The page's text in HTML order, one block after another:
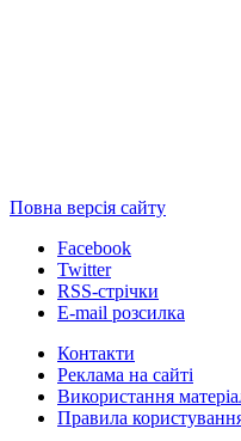
Повна версія сайту
Facebook
Twitter
RSS-стрічки
E-mail розсилка
Контакти
Реклама на сайті
Використання
Правила